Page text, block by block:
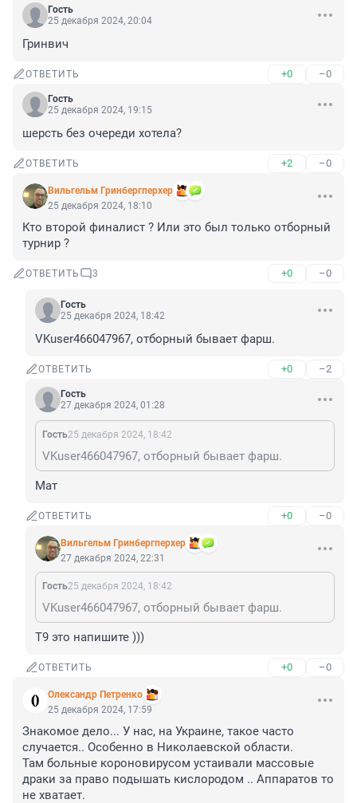
Гость
25 декабря 2024, 20:04
Гринвич
ОТВЕТИТЬ +0 –0
Гость
25 декабря 2024, 19:15
шерсть без очереди хотела?
ОТВЕТИТЬ +2 –0
Вильгельм Гринбергперхер
25 декабря 2024, 18:10
Кто второй финалист ? Или это был только отборный
турнир ?
ОТВЕТИТЬ 3 +0 –0
Гость
25 декабря 2024, 18:42
VKuser466047967, отборный бывает фарш.
ОТВЕТИТЬ +0 –2
Гость
27 декабря 2024, 01:28
Гость25 декабря 2024, 18:42
VKuser466047967, отборный бывает фарш.
Мат
ОТВЕТИТЬ +0 –0
Вильгельм Гринбергперхер
27 декабря 2024, 22:31
Гость25 декабря 2024, 18:42
VKuser466047967, отборный бывает фарш.
Т9 это напишите )))
ОТВЕТИТЬ +0 –0
Олександр Петренко
25 декабря 2024, 17:59
Знакомое дело... У нас, на Украине, такое часто
случается.. Особенно в Николаевской области.
Там больные короновирусом устаивали массовые
драки за право подышать кислородом .. Аппаратов то
не хватает.